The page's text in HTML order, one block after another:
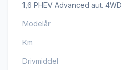
1,6 PHEV Advanced aut. 4WD
Modelår
Km
Drivmiddel